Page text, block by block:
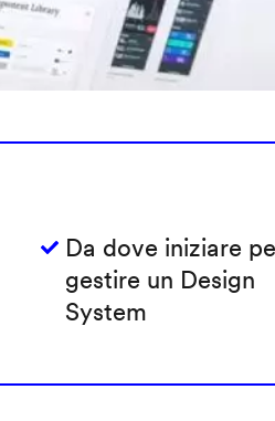
Da dove iniziare
gestire un Design
System